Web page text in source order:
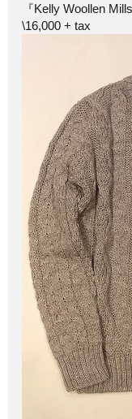
『Kelly Woollen
\16,000 + tax